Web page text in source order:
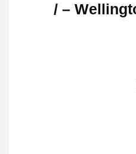
Wellington DW00100228 – /